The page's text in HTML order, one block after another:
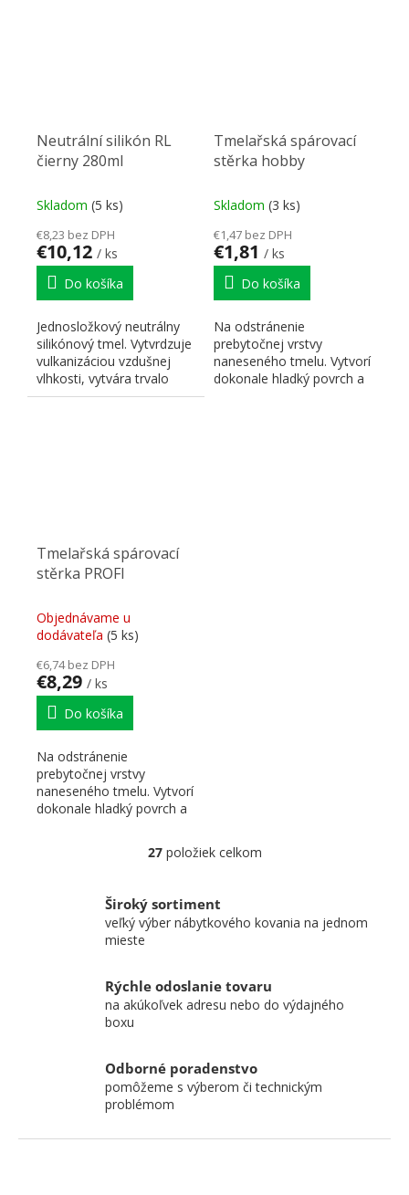
Neutrální silikón RL
čierny 280ml
Skladom (5 ks)
€8,23 bez DPH
€10,12 / ks
Do košíka
Jednosložkový neutrálny
silikónový tmel. Vytvrdzuje
vulkanizáciou vzdušnej
vlhkosti, vytvára trvalo
pevný elastický...
Tmelařská spárovací
stěrka hobby
Skladom (3 ks)
€1,47 bez DPH
€1,81 / ks
Do košíka
Na odstránenie
prebytočnej vrstvy
naneseného tmelu. Vytvorí
dokonale hladký povrch a
Tmelařská spárovací
stěrka PROFI
Objednávame u
dodávateľa (5 ks)
€6,74 bez DPH
€8,29 / ks
Do košíka
Na odstránenie
prebytočnej vrstvy
naneseného tmelu. Vytvorí
dokonale hladký povrch a
Ovládacie prvky výpisu
27položiek celkom
Široký sortiment
veľký výber nábytkového kovania na jednom
mieste
Rýchle odoslanie tovaru
na akúkoľvek adresu nebo do výdajného
boxu
Odborné poradenstvo
pomôžeme s výberom či technickým
problémom
ZÁPÄTIE